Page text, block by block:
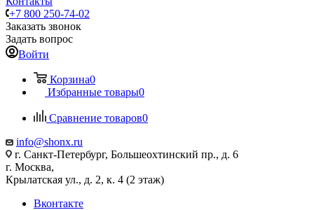
+7 800 250-74-02
Заказать звонок
Задать вопрос
Войти
Корзина0
Избранные товары0
Сравнение товаров0
info@shonx.ru
г. Санкт-Петербург, Большеохтинский пр., д. 6
г. Москва,
Крылатская ул., д. 2, к. 4 (2 этаж)
Вконтакте